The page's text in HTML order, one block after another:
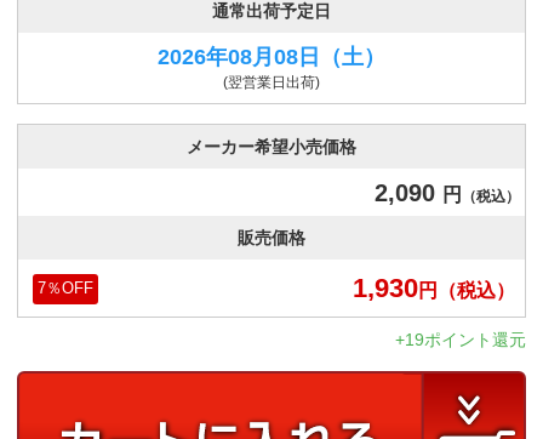
通常出荷予定日
2026年08月08日 （土）
(翌営業日出荷)
メーカー希望小売価格
2,090 円 （税込）
販売価格
1,930円 （税込）
7％OFF
+19ポイント還元